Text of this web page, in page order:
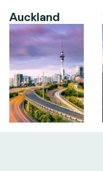
Auckland